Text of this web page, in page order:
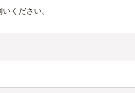
ください。